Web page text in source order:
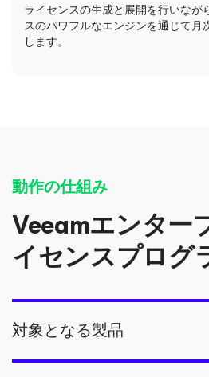
ライセンスの生成と展開を行いなが
スのパワフルなエンジンを通じて月
します。
動作の仕組み
Veeamエンター
イセンスプログ
対象となる製品